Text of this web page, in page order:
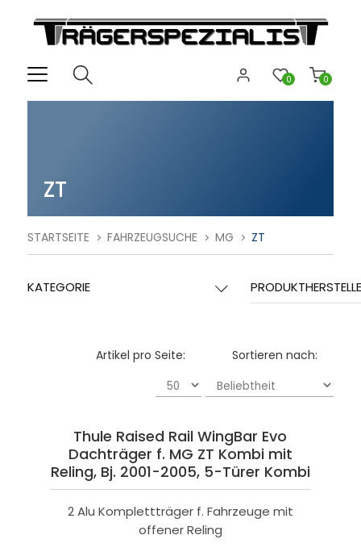
0
0
ZT
STARTSEITE FAHRZEUGSUCHE MG ZT
KATEGORIE
Sortieren nach:
Artikel pro Seite:
Thule Raised Rail WingBar Evo
Dachträger f. MG ZT Kombi mit
Reling, Bj. 2001-2005, 5-Türer Kombi
2 Alu Komplettträger f. Fahrzeuge mit
offener Reling